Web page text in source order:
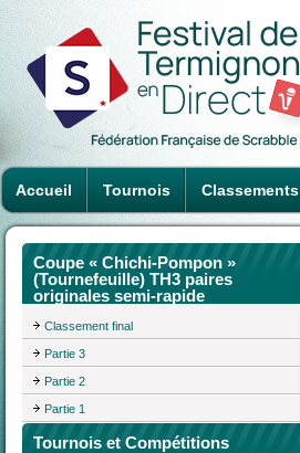
Accueil Tournois Classements
Coupe « Chichi-Pompon »
(Tournefeuille) TH3 paires
originales semi-rapide
Classement final
Partie 3
Partie 2
Partie 1
Tournois et Compétitions